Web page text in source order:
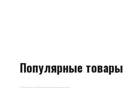
Популярные товары